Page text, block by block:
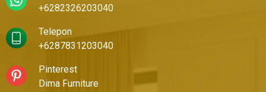
+6282326203040
Telepon
+6287831203040
Pinterest
Dima Furniture